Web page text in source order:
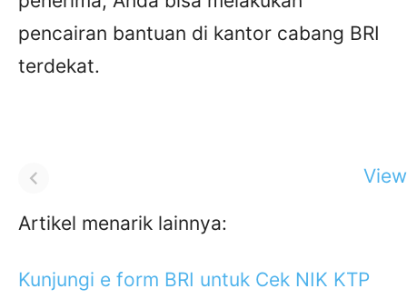
pencairan bantuan di kantor cabang BRI
terdekat.
Artikel menarik lainnya:
Kunjungi e form BRI untuk Cek NIK KTP